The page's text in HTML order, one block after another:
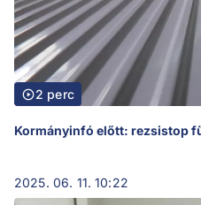
2 perc
Kormányinfó előtt: rezsistop
2025. 06. 11. 10:22